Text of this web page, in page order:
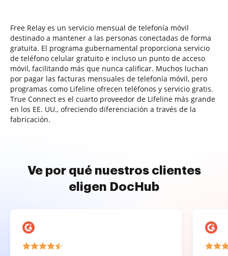
Free Relay es un servicio mensual de telefonía móvil
destinado a mantener a las personas conectadas de forma
gratuita. El programa gubernamental proporciona servicio
de teléfono celular gratuito e incluso un punto de acceso
móvil, facilitando más que nunca calificar. Muchos luchan
por pagar las facturas mensuales de telefonía móvil, pero
programas como Lifeline ofrecen teléfonos y servicio gratis.
True Connect es el cuarto proveedor de Lifeline más grande
en los EE. UU., ofreciendo diferenciación a través de la
fabricación.
Ve por qué nuestros clientes
eligen DocHub